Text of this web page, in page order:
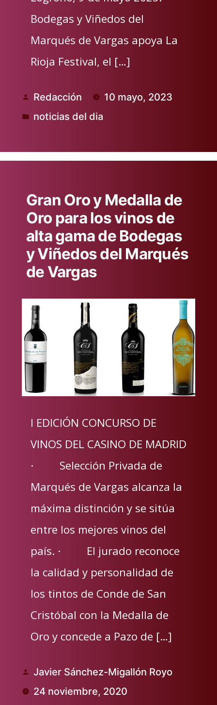
Bodegas y Viñedos del
Marqués de Vargas apoya La
Rioja Festival, el […]
Publicado
por
Redacción 10 mayo, 2023
Publicado
noticias del dia
Gran Oro y Medalla de
Oro para los vinos de
alta gama de Bodegas
y Viñedos del Marqués
de Vargas
I EDICIÓN CONCURSO DE
VINOS DEL CASINO DE MADRID
· Selección Privada de
Marqués de Vargas alcanza la
máxima distinción y se sitúa
entre los mejores vinos del
país. · El jurado reconoce
la calidad y personalidad de
los tintos de Conde de San
Cristóbal con la Medalla de
Oro y concede a Pazo de […]
Publicado
por
Javier Sánchez-Migallón Royo
24 noviembre, 2020